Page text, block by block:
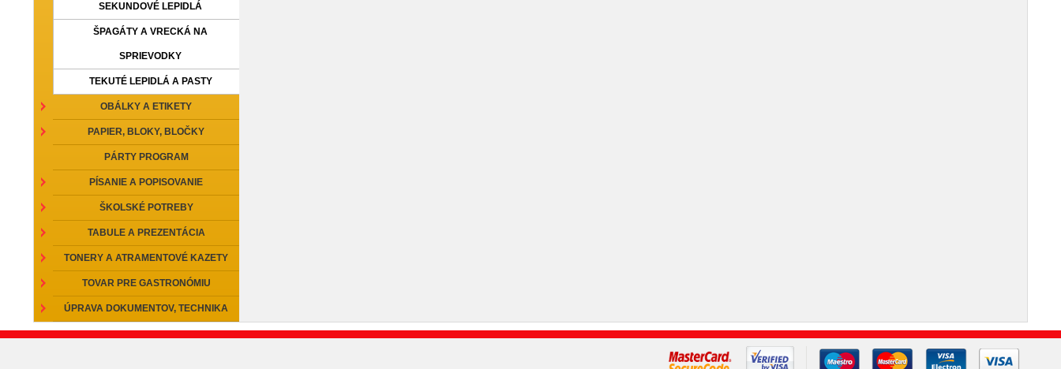
SEKUNDOVÉ LEPIDLÁ
ŠPAGÁTY A VRECKÁ NA
SPRIEVODKY
TEKUTÉ LEPIDLÁ A PASTY
OBÁLKY A ETIKETY
PAPIER, BLOKY, BLOČKY
PÁRTY PROGRAM
PÍSANIE A POPISOVANIE
ŠKOLSKÉ POTREBY
TABULE A PREZENTÁCIA
TONERY A ATRAMENTOVÉ KAZETY
TOVAR PRE GASTRONÓMIU
ÚPRAVA DOKUMENTOV, TECHNIKA